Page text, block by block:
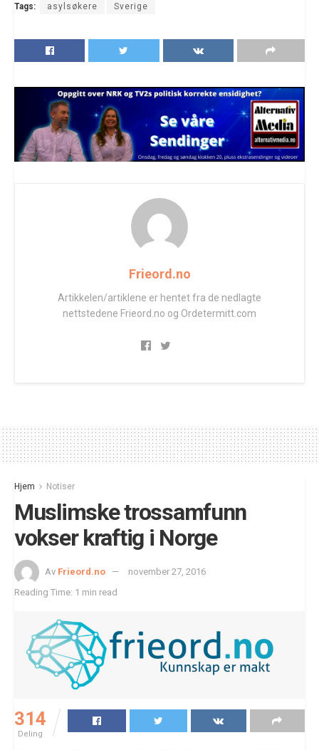
Tags: asylsøkere Sverige
Frieord.no
Artikkelen/artiklene er hentet fra de nedlagte
nettstedene Frieord.no og Ordetermitt.com
Hjem Notiser
Muslimske trossamfunn
vokser kraftig i Norge
Av Frieord.no
november 27, 2016
Reading Time: 1 min read
314
Deling